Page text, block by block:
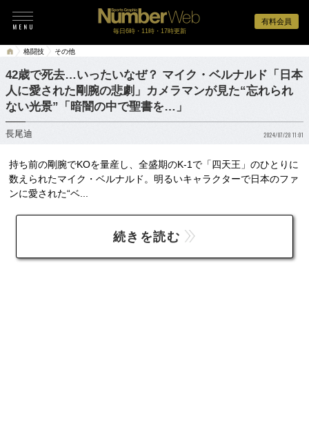
有料会員
毎日6時・11時・17時更新
格闘技 その他
42歳で死去…いったいなぜ？ マイク・ベルナルド「日本
人に愛された剛腕の悲劇」カメラマンが見た“忘れられ
ない光景”「暗闇の中で聖書を…」
長尾迪 2024/07/28 11:01
持ち前の剛腕でKOを量産し、全盛期のK-1で「四天王」のひとりに
数えられたマイク・ベルナルド。明るいキャラクターで日本のファ
ンに愛された“ベ...
続きを読む